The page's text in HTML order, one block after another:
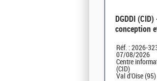
DGDDI
conception
Réf. : 2026-
07/08/2026
Centre
(CID)
Val d'Oise (95)